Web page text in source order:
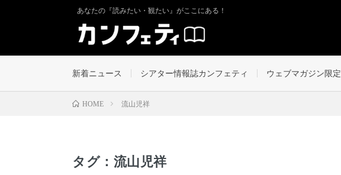
あなたの『読みたい・観たい』がここにある！
新着ニュース シアター情報誌カンフェティ ウェブマガジン限定
HOME 流山児祥
タグ：流山児祥